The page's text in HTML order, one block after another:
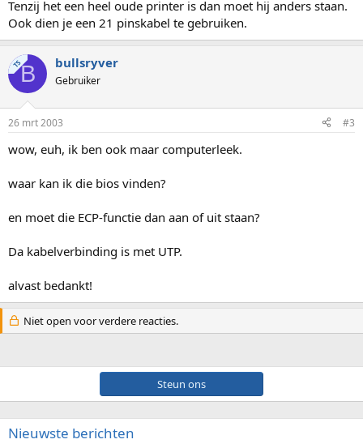
Tenzij het een heel oude printer is dan moet hij anders staan.
Ook dien je een 21 pinskabel te gebruiken.
TSB bullsryver
Gebruiker
26 mrt 2003 #3
wow, euh, ik ben ook maar computerleek.
waar kan ik die bios vinden?
en moet die ECP-functie dan aan of uit staan?
Da kabelverbinding is met UTP.
alvast bedankt!
Niet open voor verdere reacties.
Steun ons
Nieuwste berichten